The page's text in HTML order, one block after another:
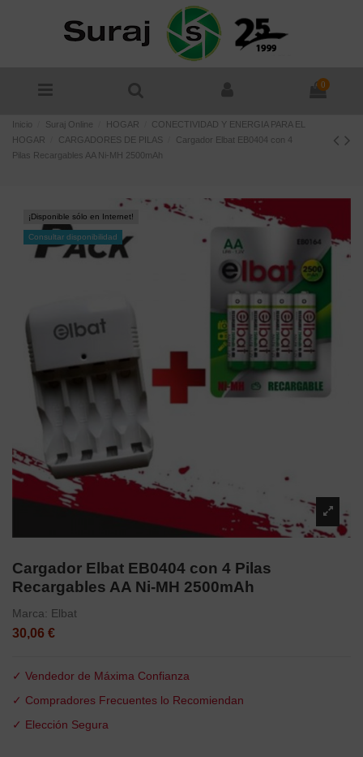
0
Inicio Suraj Online HOGAR
CONECTIVIDAD Y ENERGIA PARA EL
HOGAR
CARGADORES DE PILAS
Cargador Elbat EB0404 con 4
Pilas Recargables AA Ni-MH 2500mAh
¡Disponible sólo en Internet!
Consultar disponibilidad
Cargador Elbat EB0404 con 4 Pilas
Recargables AA Ni-MH 2500mAh
Marca: Elbat
30,06 €
✓ Vendedor de Máxima Confianza
✓ Compradores Frecuentes lo Recomiendan
✓ Elección Segura